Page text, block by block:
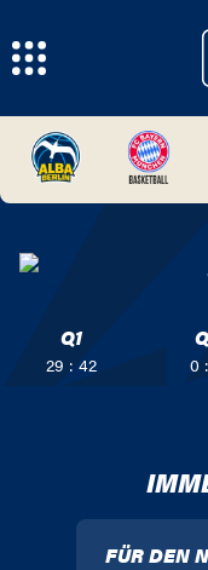
Q1
29 : 42 0
FÜR DEN